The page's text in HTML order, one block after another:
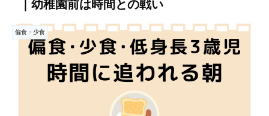
｜幼稚園前は時間との戦い
偏食・少食